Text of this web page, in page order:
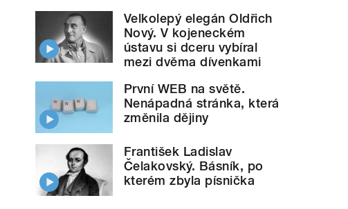
Velkolepý elegán Oldřich
Nový. V kojeneckém
ústavu si dceru vybíral
mezi dvěma dívenkami
První WEB na světě.
Nenápadná stránka, která
změnila dějiny
František Ladislav
Čelakovský. Básník, po
kterém zbyla písnička